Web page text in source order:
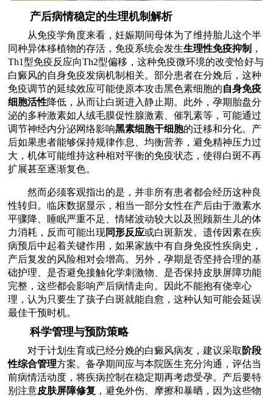
产后病情稳定的生理机制解析
从免疫学角度来看，妊娠期间母体为了维持胎儿这个半
同种异体移植物的存活，免疫系统会发生生理性免疫抑制 ，
Th1型免疫反应向Th2型偏移，这种免疫微环境的改变恰好与
白癜风的自身免疫发病机制相关。部分患者在分娩后，这种
免疫调节的延续效应可能使原本攻击黑色素细胞的自身免疫
细胞活性降低，从而让白斑进入静止期。此外，孕期胎盘分
泌的多种激素如人绒毛膜促性腺激素、催乳素等，可能通过
调节神经内分泌网络影响黑素细胞干细胞的迁移和分化。产
后如果患者能够保持规律作息、均衡营养，避免精神压力过
大，机体可能维持这种相对平衡的免疫状态，使得白斑不再
扩展甚至逐渐复色。
然而必须客观指出的是，并非所有患者都会经历这种良
性转归。临床数据显示，相当一部分女性在产后由于激素水
平骤降、睡眠严重不足、情绪波动较大以及照顾新生儿的体
力消耗，反而可能出现同形反应或白斑新发。遗传因素在疾
病预后中起着关键作用，如果家族中有自身免疫性疾病史，
产后复发的风险相对会增高。另外，孕期是否坚持合理的基
础护理、是否避免接触化学刺激物、是否保持皮肤屏障功能
完整，这些都会影响产后病情走向。因此不能抱有侥幸心
理，认为只要生了孩子白斑就能自愈，这种认知可能会延误
最佳干预时机。
科学管理与预防策略
对于计划生育或已经分娩的白癜风病友，建议采取 阶段
性综合管理方案。备孕期间应与本院医生充分沟通，评估当
前病情活动度，将疾病控制在稳定期再考虑受孕。产后要特
别注意皮肤屏障修复 ，避免外伤、摩擦和暴晒，因为这些物